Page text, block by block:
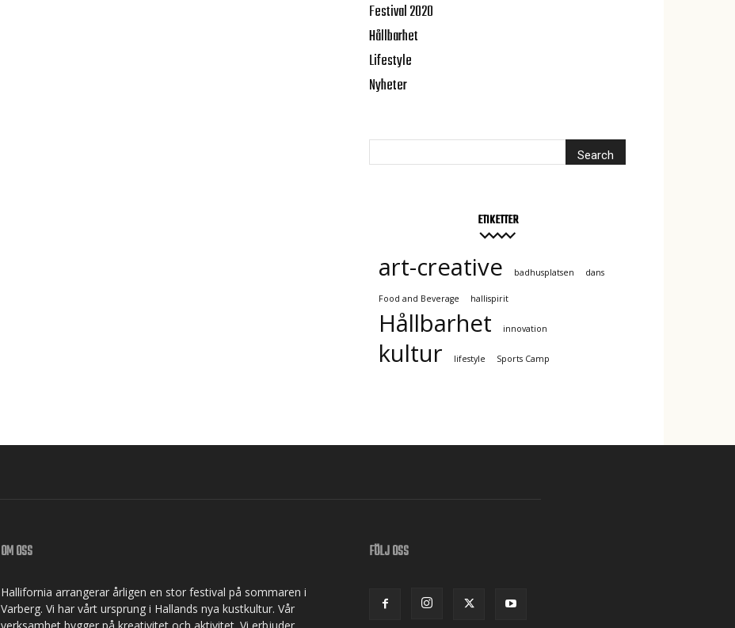
Festival 2020
Hållbarhet
Lifestyle
Nyheter
ETIKETTER
art-creative badhusplatsen dans
Food and Beverage hallispirit
Hållbarhet innovation
kultur lifestyle Sports Camp
OM OSS
Hallifornia arrangerar årligen en stor festival på sommaren i
Varberg. Vi har vårt ursprung i Hallands nya kustkultur. Vår
FÖLJ OSS